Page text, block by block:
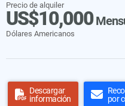
Precio de alquiler
US$10,000
Dólares Americanos
Descargar
información
por